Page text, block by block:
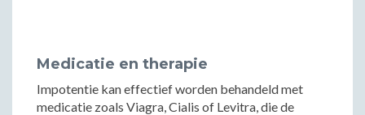
Medicatie en therapie
Impotentie kan effectief worden behandeld met
medicatie zoals Viagra, Cialis of Levitra, die de